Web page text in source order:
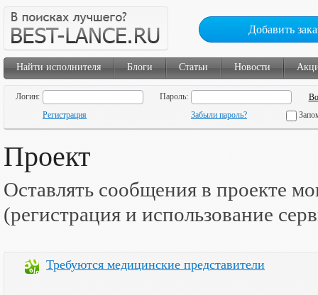
Добавить
Найти исполнителя Блоги Статьи Новости
Логин:
Пароль:
Регистрация
Забыли пароль?
Проект
Оставлять сообщения в проекте
(регистрация и использование
Требуются медицинские представители